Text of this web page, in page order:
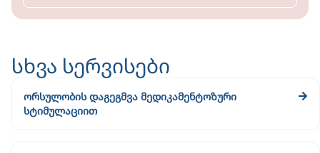
სხვა სერვისები
ორსულობის დაგეგმვა მედიკამენტოზური
სტიმულაციით